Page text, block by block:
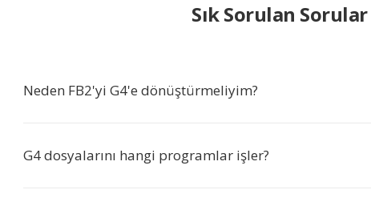
Sık Sorulan Sorular
Neden FB2'yi G4'e dönüştürmeliyim?
G4 dosyalarını hangi programlar işler?